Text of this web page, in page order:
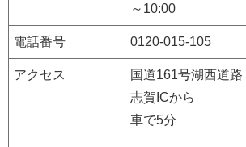
～10:00
電話番号 0120-015-105
アクセス
国道161号湖西道路
志賀ICから
車で5分